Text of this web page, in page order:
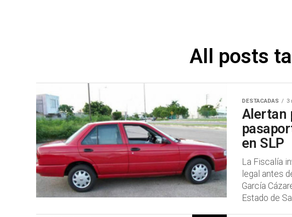
All posts
DESTACADAS 3
Alertan
en SLP
La Fiscalía
legal antes
García
Estado de